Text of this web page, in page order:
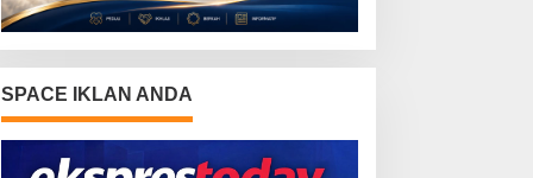
SPACE IKLAN ANDA